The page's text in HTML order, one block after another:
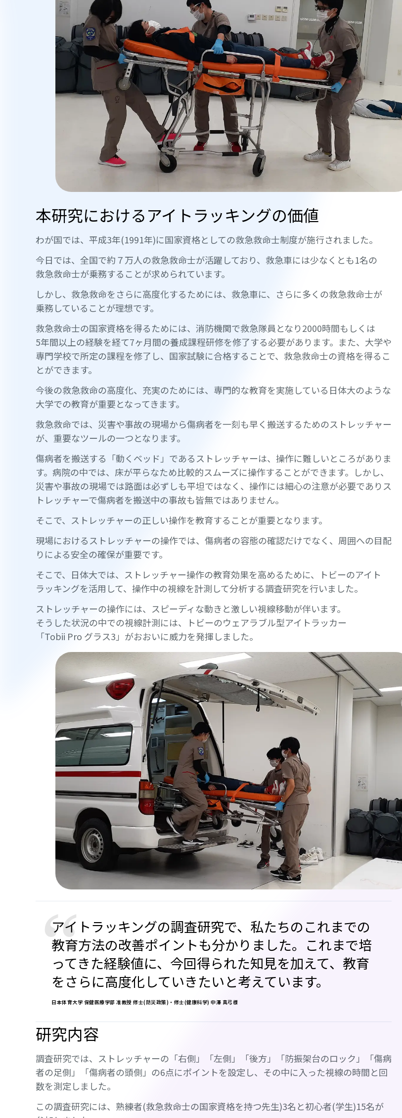
本研究におけるアイトラッキングの価値
わが国では、平成3年(1991年)に国家資格としての救急救命士制度が施行されました。
今日では、全国で約７万人の救急救命士が活躍しており、救急車には少なくとも1名の
救急救命士が乗務することが求められています。
しかし、救急救命をさらに高度化するためには、救急車に、さらに多くの救急救命士が
乗務していることが理想です。
救急救命士の国家資格を得るためには、消防機関で救急隊員となり2000時間もしくは
5年間以上の経験を経て7ヶ月間の養成課程研修を修了する必要があります。また、大学や
専門学校で所定の課程を修了し、国家試験に合格することで、救急救命士の資格を得るこ
とができます。
今後の救急救命の高度化、充実のためには、専門的な教育を実施している日体大のような
大学での教育が重要となってきます。
救急救命では、災害や事故の現場から傷病者を一刻も早く搬送するためのストレッチャー
が、重要なツールの一つとなります。
傷病者を搬送する「動くベッド」であるストレッチャーは、操作に難しいところがありま
す。病院の中では、床が平らなため比較的スムーズに操作することができます。しかし、
災害や事故の現場では路面は必ずしも平坦ではなく、操作には細心の注意が必要でありス
トレッチャーで傷病者を搬送中の事故も皆無ではありません。
そこで、ストレッチャーの正しい操作を教育することが重要となります。
現場におけるストレッチャーの操作では、傷病者の容態の確認だけでなく、周囲への目配
りによる安全の確保が重要です。
そこで、日体大では、ストレッチャー操作の教育効果を高めるために、トビーのアイト
ラッキングを活用して、操作中の視線を計測して分析する調査研究を行いました。
ストレッチャーの操作には、スピーディな動きと激しい視線移動が伴います。
そうした状況の中での視線計測には、トビーのウェアラブル型アイトラッカー
「Tobii Pro グラス3」がおおいに威力を発揮しました。
“
アイトラッキングの調査研究で、私たちのこれまでの
教育方法の改善ポイントも分かりました。これまで培
ってきた経験値に、今回得られた知見を加えて、教育
をさらに高度化していきたいと考えています。
日本体育大学 保健医療学部 准教授 修士(防災政策)・修士(健康科学) 中澤 真弓様
研究内容
調査研究では、ストレッチャーの「右側」「左側」「後方」「防振架台のロック」「傷病
者の足側」「傷病者の頭側」の6点にポイントを設定し、その中に入った視線の時間と回
数を測定しました。
この調査研究には、熟練者(救急救命士の国家資格を持つ先生)3名と初心者(学生)15名が